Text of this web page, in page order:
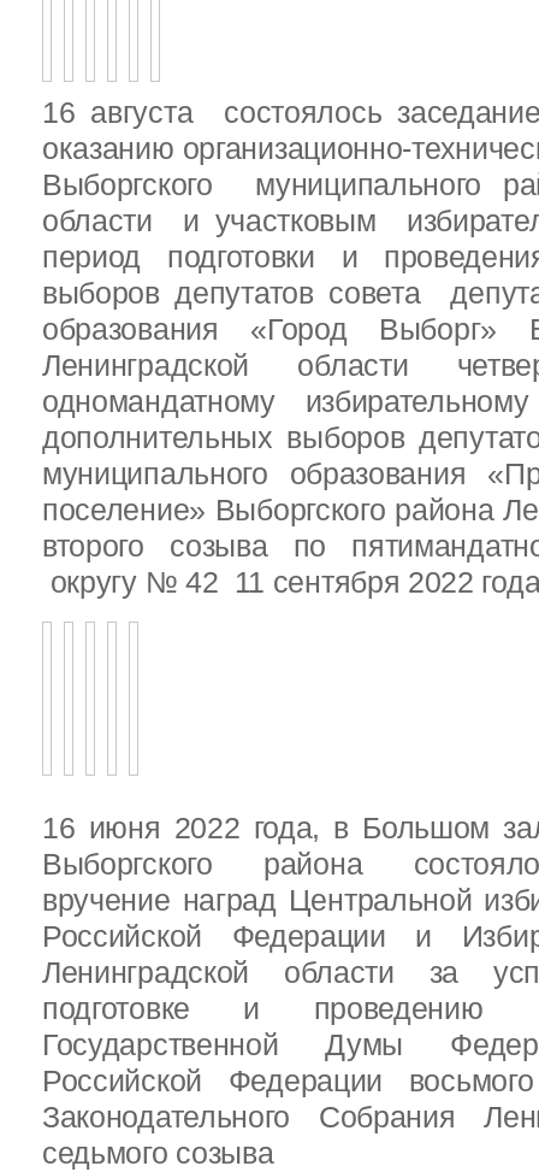
16 августа состоялось
оказанию организационно-
Выборгского муниципального
области и участковым
период подготовки и
выборов депутатов совета
образования «Город Выборг»
Ленинградской области
одномандатному
дополнительных выборов
муниципального образования
поселение» Выборгского района
второго созыва по
округу № 42 11 сентября 2022
16 июня 2022 года, в Большом
Выборгского района
вручение наград Центральной
Российской Федерации и
Ленинградской области за
подготовке и проведению
Государственной Думы
Российской Федерации
Законодательного Собрания
седьмого созыва